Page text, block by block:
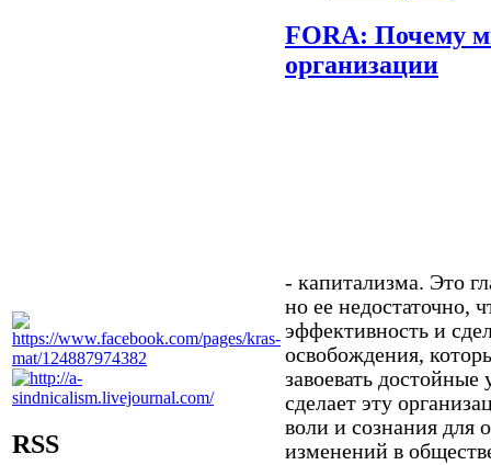
RSS
FORA: Почему
организации
- капитализма. Это
но ее недостаточно,
эффективность и
освобождения,
завоевать
сделает эту
воли и сознания для
изменений в